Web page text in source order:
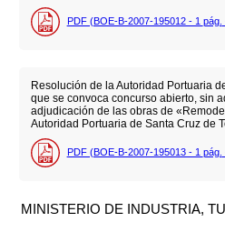
PDF (BOE-B-2007-195012 - 1 pág.
Resolución de la Autoridad Portuaria
que se convoca concurso abierto, sin
adjudicación de las obras de
Autoridad Portuaria de Santa Cruz de
PDF (BOE-B-2007-195013 - 1 pág.
MINISTERIO DE INDUSTRIA,